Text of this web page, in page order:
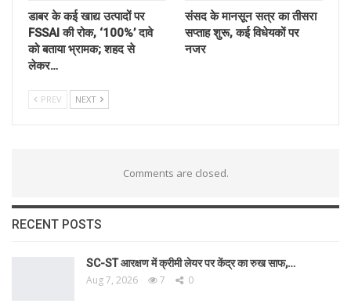
डाबर के कई खाद्य उत्पादों पर
FSSAI की रोक, ‘100%’ दावे
को बताया भ्रामक; शहद से
लेकर…
संसद के मानसून सत्र का तीसरा
सप्ताह शुरू, कई विधेयकों पर
नजर
PREV NEXT
Comments are closed.
RECENT POSTS
SC-ST आरक्षण में क्रीमी लेयर पर केंद्र का रुख साफ,…
Aug 7, 2026 7 0